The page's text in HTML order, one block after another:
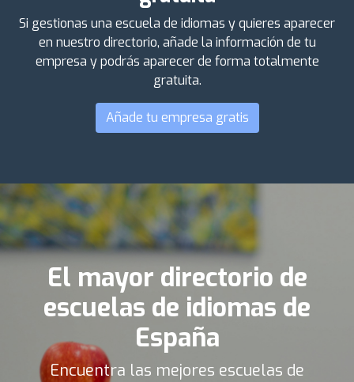
Si gestionas una escuela de idiomas y quieres aparecer
en nuestro directorio, añade la información de tu
empresa y podrás aparecer de forma totalmente
gratuita.
Añade tu empresa gratis
El mayor directorio de
escuelas de idiomas de
España
Encuentra las mejores escuelas de